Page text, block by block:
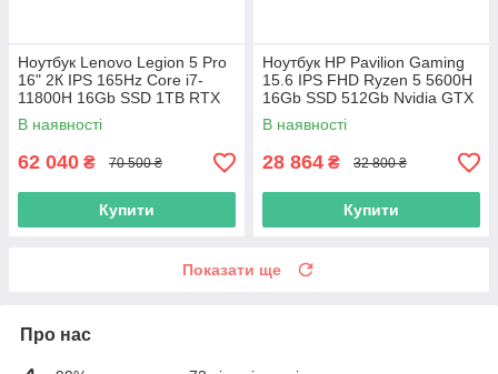
Ноутбук Lenovo Legion 5 Pro
16" 2К IPS 165Hz Core i7-
11800H 16Gb SSD 1TB RTX
3070 8GB
В наявності
62 040 ₴ 70 500 ₴
Купити
Ноутбук HP Pavilion Gaming
15.6 IPS FHD Ryzen 5 5600H
16Gb SSD 512Gb Nvidia GTX
1650 4GB
В наявності
28 864 ₴ 32 800 ₴
Купити
Показати ще
Про нас